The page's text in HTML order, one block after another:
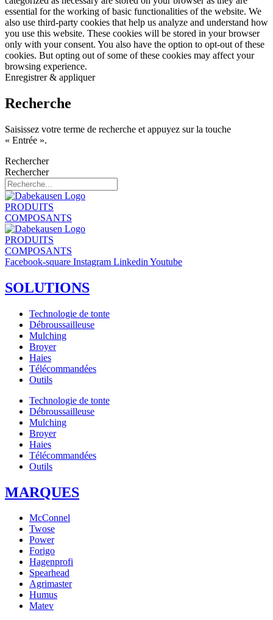
essential for the working of basic functionalities of the website. We
also use third-party cookies that help us analyze and understand how
you use this website. These cookies will be stored in your browser
only with your consent. You also have the option to opt-out of these
cookies. But opting out of some of these cookies may affect your
browsing experience.
Enregistrer & appliquer
Recherche
Saisissez votre terme de recherche et appuyez sur la touche
« Entrée ».
Rechercher
Rechercher
PRODUITS
COMPOSANTS
PRODUITS
COMPOSANTS
Facebook-square Instagram Linkedin Youtube
SOLUTIONS
Technologie de tonte
Débroussailleuse
Mulching
Broyer
Haies
Télécommandées
Outils
Technologie de tonte
Débroussailleuse
Mulching
Broyer
Haies
Télécommandées
Outils
MARQUES
McConnel
Twose
Power
Forigo
Hagenprofi
Spearhead
Agrimaster
Humus
Matev